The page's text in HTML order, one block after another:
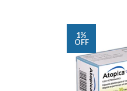
1%
OFF